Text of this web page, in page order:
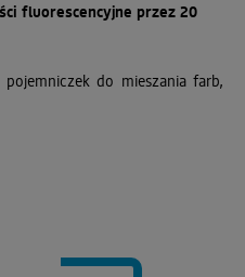
fluorescencyjne przez 20
do mieszania farb,